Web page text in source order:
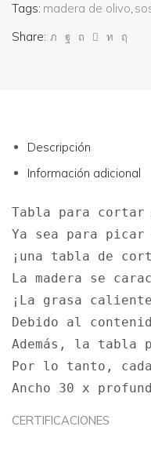
Tags: madera de olivo,
Share:
Descripción
Información adicional
Tabla para
Ya sea para
¡una tabla de
La madera se
¡La grasa
Debido al
Además, la tabla
Por lo tanto,
Ancho 30 x
CERTIFICACIONES